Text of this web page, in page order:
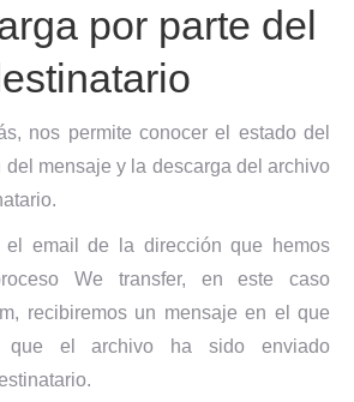
por parte del
nos permite conocer el estado del
mensaje y la descarga del archivo
el email de la dirección que hemos
We transfer, en este caso
recibiremos un mensaje en el que
que el archivo ha sido enviado